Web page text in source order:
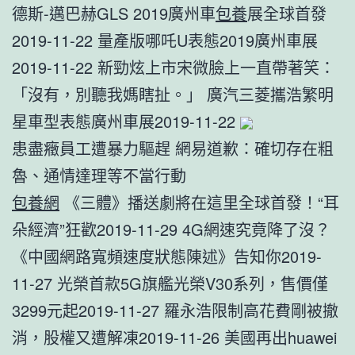
德斯-邁巴赫GLS 2019廣州車包養展全球首發
2019-11-22 量產版哪吒U表態2019廣州車展
2019-11-22 新勁炫上市宋微臉上一直帶著笑：
「沒有，別聽我媽瞎扯。」 廣汽三菱攜浩繁明
星車型表態廣州車展2019-11-22
患盡癥員工遭暴力驅趕 網易道歉：確切存在粗
魯、通情達理等不當行動
包養網 《三體》播送劇將在這里全球首發！“耳
朵經濟”狂歡2019-11-29 4G網速究竟降了沒？
《中國網路寬頻速度狀態陳述》告知你2019-
11-27 光榮首款5G旗艦光榮V30系列，售價僅
3299元起2019-11-27 羅永浩限制高花費剛被撤
消，股權又遭解凍2019-11-26 美國再出huawei